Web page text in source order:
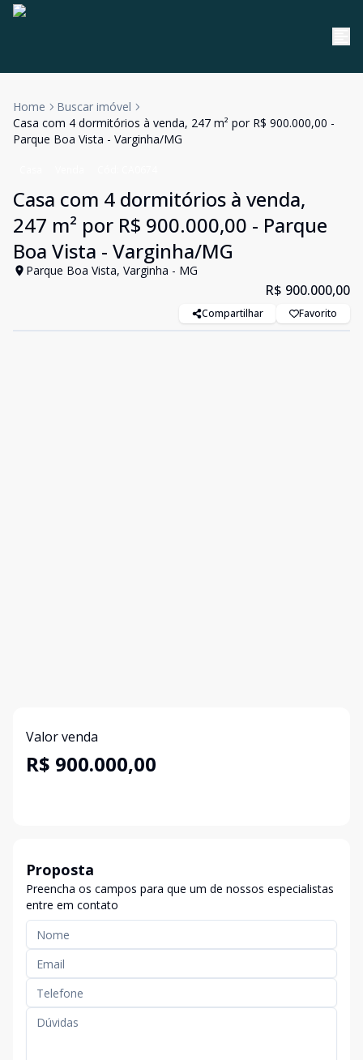
Home
Buscar imóvel
Casa com 4 dormitórios à venda, 247 m² por R$ 900.000,00 -
Parque Boa Vista - Varginha/MG
Casa com 4 dormitórios à venda,
247 m² por R$ 900.000,00 - Parque
Boa Vista - Varginha/MG
Parque Boa Vista, Varginha - MG
R$ 900.000,00
Compartilhar Favorito
Valor venda
R$ 900.000,00
Proposta
Preencha os campos para que um de nossos especialistas
entre em contato